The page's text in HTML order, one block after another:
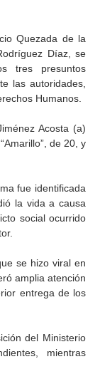
Quezada de la
Díaz, se
tres presuntos
las autoridades,
Humanos.
Acosta (a)
de 20, y
fue identificada
la vida a causa
social ocurrido
se hizo viral en
amplia atención
entrega de los
del Ministerio
mientras